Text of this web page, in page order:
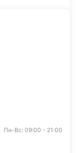
Пн-Вс: 09:00 - 21:00